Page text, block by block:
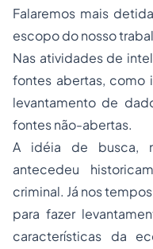
Falaremos mais
escopo do nosso
Nas atividades de
fontes abertas, como
levantamento de
fontes não-abertas.
A idéia de busca,
antecedeu
criminal. Já nos
para fazer
características da